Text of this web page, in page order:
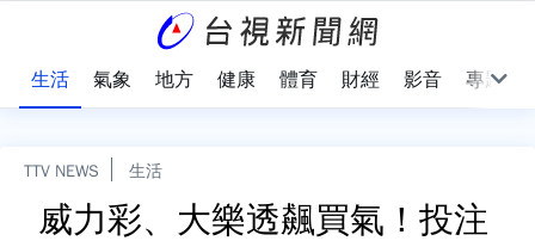
生活 氣象 地方 健康 體育 財經 影音 專題
TTV NEWS 生活
威力彩、大樂透飆買氣！投注